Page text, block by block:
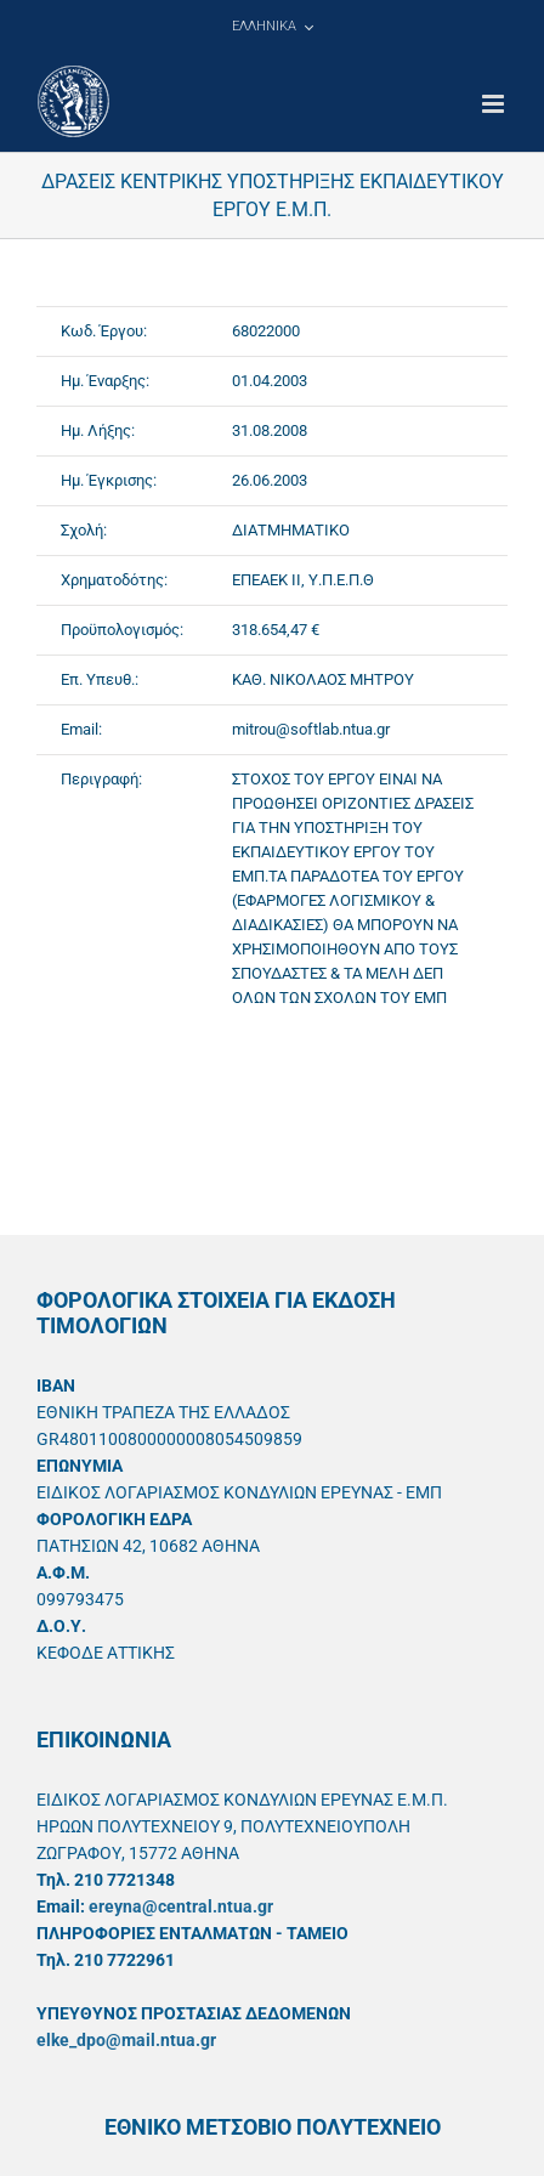
ΕΛΛΗΝΙΚΑ
ΔΡΑΣΕΙΣ ΚΕΝΤΡΙΚΗΣ ΥΠΟΣΤΗΡΙΞΗΣ ΕΚΠΑΙΔΕΥΤΙΚΟΥ
ΕΡΓΟΥ Ε.Μ.Π.
Κωδ. Έργου: 68022000
Ημ. Έναρξης: 01.04.2003
Ημ. Λήξης: 31.08.2008
Ημ. Έγκρισης: 26.06.2003
Σχολή: ΔΙΑΤΜΗΜΑΤΙΚΟ
Χρηματοδότης: ΕΠΕΑΕΚ II, Υ.Π.Ε.Π.Θ
Προϋπολογισμός: 318.654,47 €
Επ. Υπευθ.: ΚΑΘ. ΝΙΚΟΛΑΟΣ ΜΗΤΡΟΥ
Email: mitrou@softlab.ntua.gr
Περιγραφή:
ΣΤΟΧΟΣ ΤΟΥ ΕΡΓΟΥ ΕΙΝΑΙ ΝΑ
ΠΡΟΩΘΗΣΕΙ ΟΡΙΖΟΝΤΙΕΣ ΔΡΑΣΕΙΣ
ΓΙΑ ΤΗΝ ΥΠΟΣΤΗΡΙΞΗ ΤΟΥ
ΕΚΠΑΙΔΕΥΤΙΚΟΥ ΕΡΓΟΥ ΤΟΥ
ΕΜΠ.ΤΑ ΠΑΡΑΔΟΤΕΑ ΤΟΥ ΕΡΓΟΥ
(ΕΦΑΡΜΟΓΕΣ ΛΟΓΙΣΜΙΚΟΥ &
ΔΙΑΔΙΚΑΣΙΕΣ) ΘΑ ΜΠΟΡΟΥΝ ΝΑ
ΧΡΗΣΙΜΟΠΟΙΗΘΟΥΝ ΑΠΟ ΤΟΥΣ
ΣΠΟΥΔΑΣΤΕΣ & ΤΑ ΜΕΛΗ ΔΕΠ
ΟΛΩΝ ΤΩΝ ΣΧΟΛΩΝ ΤΟΥ ΕΜΠ
ΦΟΡΟΛΟΓΙΚΑ ΣΤΟΙΧΕΙΑ ΓΙΑ ΕΚΔΟΣΗ
ΤΙΜΟΛΟΓΙΩΝ
IBAN
ΕΘΝΙΚΗ ΤΡΑΠΕΖΑ ΤΗΣ ΕΛΛΑΔΟΣ
GR4801100800000008054509859
ΕΠΩΝΥΜΙΑ
ΕΙΔΙΚΟΣ ΛΟΓΑΡΙΑΣΜΟΣ ΚΟΝΔΥΛΙΩΝ ΕΡΕΥΝΑΣ - ΕΜΠ
ΦΟΡΟΛΟΓΙΚΗ ΕΔΡΑ
ΠΑΤΗΣΙΩΝ 42, 10682 ΑΘΗΝΑ
A.Φ.Μ.
099793475
Δ.Ο.Υ.
ΚΕΦΟΔΕ ΑΤΤΙΚΗΣ
ΕΠΙΚΟΙΝΩΝΙΑ
ΕΙΔΙΚΟΣ ΛΟΓΑΡΙΑΣΜΟΣ ΚΟΝΔΥΛΙΩΝ ΕΡΕΥΝΑΣ Ε.Μ.Π.
ΗΡΩΩΝ ΠΟΛΥΤΕΧΝΕΙΟΥ 9, ΠΟΛΥΤΕΧΝΕΙΟΥΠΟΛΗ
ΖΩΓΡΑΦΟΥ, 15772 ΑΘΗΝΑ
Τηλ. 210 7721348
Email: ereyna@central.ntua.gr
ΠΛΗΡΟΦΟΡΙΕΣ ΕΝΤΑΛΜΑΤΩΝ - ΤΑΜΕΙΟ
Τηλ. 210 7722961
ΥΠΕΥΘYΝΟΣ ΠΡΟΣΤΑΣΙΑΣ ΔΕΔΟΜΕΝΩΝ
elke_dpo@mail.ntua.gr
ΕΘΝΙΚΟ ΜΕΤΣΟΒΙΟ ΠΟΛΥΤΕΧΝΕΙΟ